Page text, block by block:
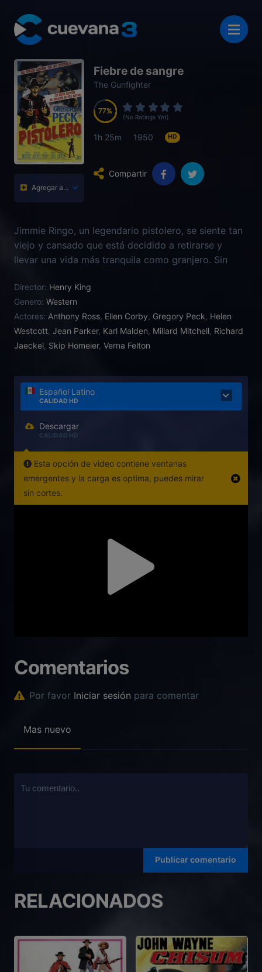
Agregar a...
Fiebre de sangre
The Gunfighter
77
77
77
77
(No Ratings Yet)
1h 25m 1950 HD
Compartir
Jimmie Ringo, un legendario pistolero, se siente tan
viejo y cansado que está decidido a retirarse y
llevar una vida más tranquila como granjero. Sin
incomprensión y la intolerancia de la sociedad.
Aunque ya no será perseguido por la ley, la región
está llena de jóvenes pistoleros que desean
demostrar que son más rápidos que él para ocupar
su lugar y heredar su fama.
Director: Henry King
Genero: Western
Actores: Anthony Ross, Ellen Corby, Gregory Peck, Helen
Westcott Jean Parker, Karl Malden, Millard Mitchell, Richard
Jaeckel Skip Homeier, Verna Felton
Español Latino
CALIDAD HD
Descargar
CALIDAD HD
Esta opción de video contiene ventanas
emergentes y la carga es optima, puedes mirar
sin cortes.
Comentarios
Por favor Iniciar sesión para comentar
Mas nuevo
RELACIONADOS